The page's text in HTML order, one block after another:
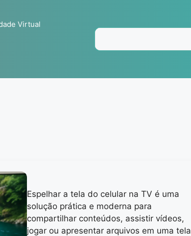
Virtual
Espelhar a tela do celular na TV é uma
solução prática e moderna para
compartilhar conteúdos, assistir vídeos,
jogar ou apresentar arquivos em uma tela